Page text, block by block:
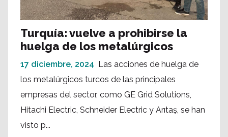
Turquía: vuelve a prohibirse la
huelga de los metalúrgicos
17 diciembre, 2024 Las acciones de huelga de
los metalúrgicos turcos de las principales
empresas del sector, como GE Grid Solutions,
Hitachi Electric, Schneider Electric y Arıtaş, se han
visto p...